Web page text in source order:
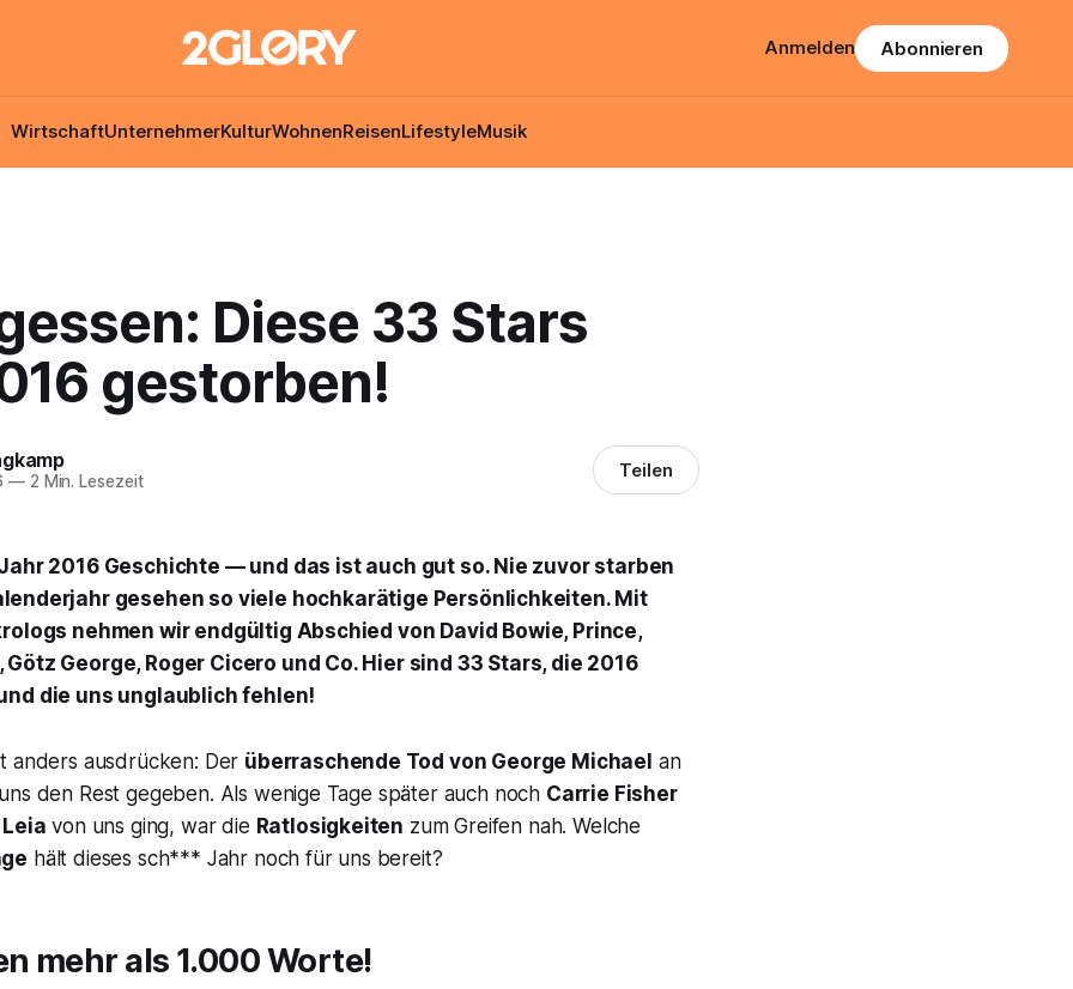
WirtschaftUnternehmerKulturWohnenReisenLifestyleMusik
Anmelden Abonnieren
Diese 33 Stars
gestorben!
—2 Min. Lesezeit Teilen
2016 Geschichte — und das ist auch gut so. Nie zuvor starben
gesehen so viele hochkarätige Persönlichkeiten. Mit
nehmen wir endgültig Abschied von David Bowie, Prince,
George, Roger Cicero und Co. Hier sind 33 Stars, die 2016
die uns unglaublich fehlen!
anders ausdrücken: Der überraschende Tod von George Michael an
den Rest gegeben. Als wenige Tage später auch noch Carrie Fisher
von uns ging, war die Ratlosigkeiten zum Greifen nah. Welche
hält dieses sch*** Jahr noch für uns bereit?
mehr als 1.000 Worte!